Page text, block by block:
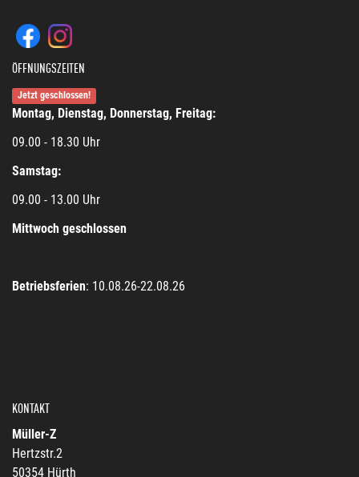
ÖFFNUNGSZEITEN
Jetzt geschlossen!
Montag, Dienstag, Donnerstag, Freitag:
09.00 - 18.30 Uhr
Samstag:
09.00 - 13.00 Uhr
Mittwoch geschlossen
Betriebsferien: 10.08.26-22.08.26
KONTAKT
Müller-Z
Hertzstr.2
50354 Hürth